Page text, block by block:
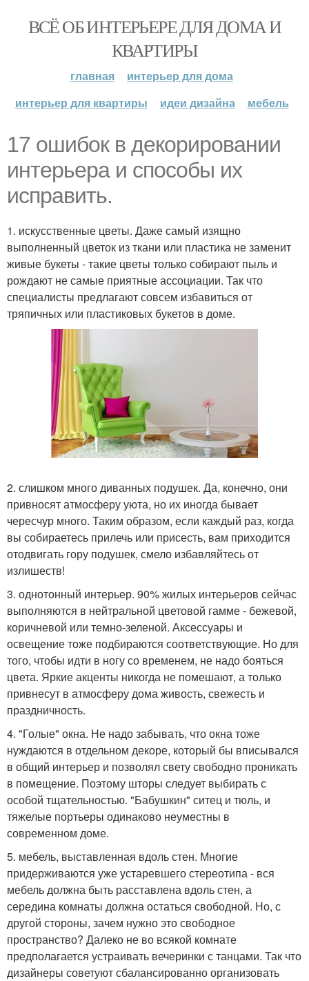
ВСЁ ОБ ИНТЕРЬЕРЕ ДЛЯ ДОМА И
КВАРТИРЫ
главная
интерьер для дома
интерьер для квартиры
идеи дизайна мебель
17 ошибок в декорировании
интерьера и способы их
исправить.
1. искусственные цветы. Даже самый изящно
выполненный цветок из ткани или пластика не заменит
живые букеты - такие цветы только собирают пыль и
рождают не самые приятные ассоциации. Так что
специалисты предлагают совсем избавиться от
тряпичных или пластиковых букетов в доме.
2. слишком много диванных подушек. Да, конечно, они
привносят атмосферу уюта, но их иногда бывает
чересчур много. Таким образом, если каждый раз, когда
вы собираетесь прилечь или присесть, вам приходится
отодвигать гору подушек, смело избавляйтесь от
излишеств!
3. однотонный интерьер. 90% жилых интерьеров сейчас
выполняются в нейтральной цветовой гамме - бежевой,
коричневой или темно-зеленой. Аксессуары и
освещение тоже подбираются соответствующие. Но для
того, чтобы идти в ногу со временем, не надо бояться
цвета. Яркие акценты никогда не помешают, а только
привнесут в атмосферу дома живость, свежесть и
праздничность.
4. "Голые" окна. Не надо забывать, что окна тоже
нуждаются в отдельном декоре, который бы вписывался
в общий интерьер и позволял свету свободно проникать
в помещение. Поэтому шторы следует выбирать с
особой тщательностью. "Бабушкин" ситец и тюль, и
тяжелые портьеры одинаково неуместны в
современном доме.
5. мебель, выставленная вдоль стен. Многие
придерживаются уже устаревшего стереотипа - вся
мебель должна быть расставлена вдоль стен, а
середина комнаты должна остаться свободной. Но, с
другой стороны, зачем нужно это свободное
пространство? Далеко не во всякой комнате
предполагается устраивать вечеринки с танцами. Так что
дизайнеры советуют сбалансированно организовать